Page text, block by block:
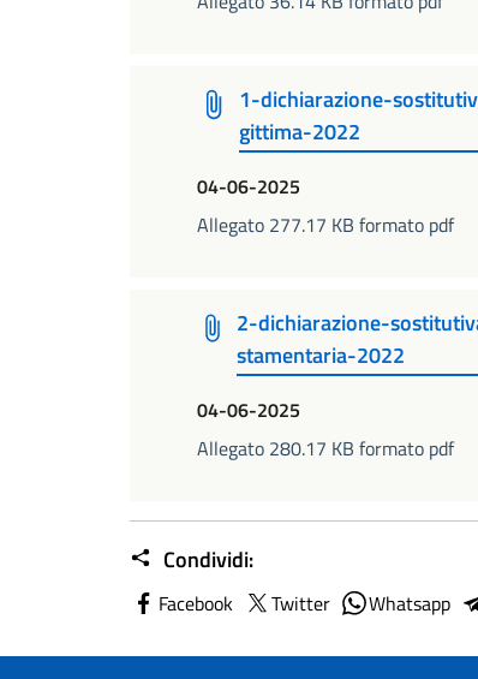
1-dichiarazione-
gittima-2022
04-06-2025
Allegato 277.17 KB formato pdf
2-dichiarazione-
stamentaria-2022
04-06-2025
Allegato 280.17 KB formato pdf
Condividi:
Facebook Twitter Whatsapp